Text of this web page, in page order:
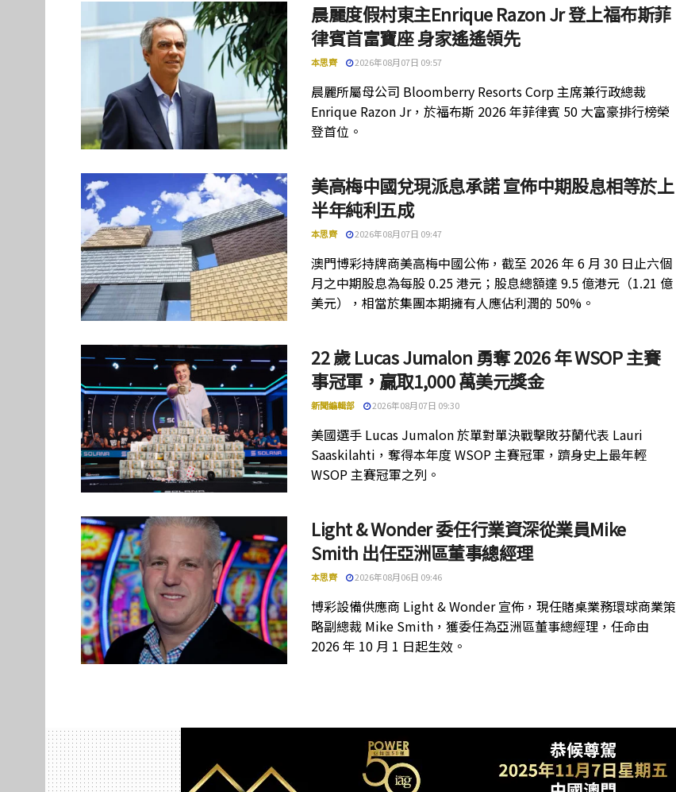
晨麗度假村東主Enrique Razon Jr 登上福布斯菲
律賓首富寶座 身家遙遙領先
本思齊 2026年08月07日 09:57
晨麗所屬母公司 Bloomberry Resorts Corp 主席兼行政總裁
Enrique Razon Jr，於福布斯 2026 年菲律賓 50 大富豪排行榜榮
登首位。
美高梅中國兌現派息承諾 宣佈中期股息相等於上
半年純利五成
本思齊 2026年08月07日 09:47
澳門博彩持牌商美高梅中國公佈，截至 2026 年 6 月 30 日止六個
月之中期股息為每股 0.25 港元；股息總額達 9.5 億港元（1.21 億
美元），相當於集團本期擁有人應佔利潤的 50%。
22 歲 Lucas Jumalon 勇奪 2026 年 WSOP 主賽
事冠軍，贏取1,000 萬美元獎金
新聞編輯部 2026年08月07日 09:30
美國選手 Lucas Jumalon 於單對單決戰擊敗芬蘭代表 Lauri
Saaskilahti，奪得本年度 WSOP 主賽冠軍，躋身史上最年輕
WSOP 主賽冠軍之列。
Light & Wonder 委任行業資深從業員Mike
Smith 出任亞洲區董事總經理
本思齊 2026年08月06日 09:46
博彩設備供應商 Light & Wonder 宣佈，現任賭桌業務環球商業策
略副總裁 Mike Smith，獲委任為亞洲區董事總經理，任命由
2026 年 10 月 1 日起生效。